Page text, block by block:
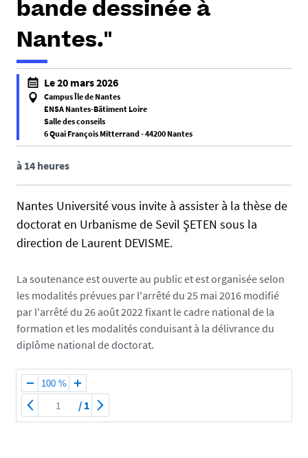
bande dessinée à
Nantes."
Le 20 mars 2026
Campus Île de Nantes
ENSA Nantes-Bâtiment Loire
Salle des conseils
6 Quai François Mitterrand - 44200 Nantes
f
a
e
f
a
s
e
à 14 heures
Nantes Université vous invite à assister à la thèse de
doctorat en Urbanisme de Sevil ŞETEN sous la
direction de Laurent DEVISME.
La soutenance est ouverte au public et est organisée selon
les modalités prévues par l'arrêté du 25 mai 2016 modifié
par l'arrêté du 26 août 2022 fixant le cadre national de la
formation et les modalités conduisant à la délivrance du
diplôme national de doctorat.
100 %
/ 1